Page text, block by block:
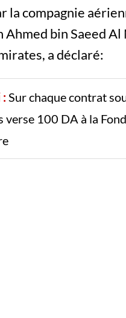
la compagnie
Ahmed bin Saeed
a déclaré:
: Sur chaque contrat
verse 100 DA à la